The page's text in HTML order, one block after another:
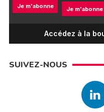
Je m'abonne Je m'abonne
Accédez à la
SUIVEZ-NOUS